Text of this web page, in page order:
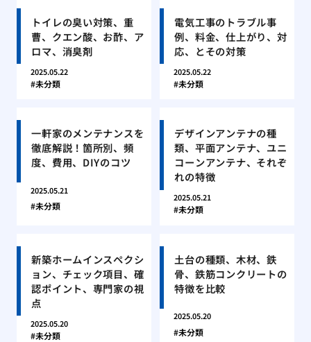
トイレの臭い対策、重
曹、クエン酸、お酢、ア
ロマ、消臭剤
2025.05.22
未分類
電気工事のトラブル事
例、料金、仕上がり、対
応、とその対策
2025.05.22
未分類
一軒家のメンテナンスを
徹底解説！箇所別、頻
度、費用、DIYのコツ
2025.05.21
未分類
デザインアンテナの種
類、平面アンテナ、ユニ
コーンアンテナ、それぞ
れの特徴
2025.05.21
未分類
新築ホームインスペクシ
ョン、チェック項目、確
認ポイント、専門家の視
点
2025.05.20
未分類
土台の種類、木材、鉄
骨、鉄筋コンクリートの
特徴を比較
2025.05.20
未分類